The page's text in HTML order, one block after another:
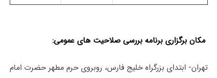
مکان برگزاری برنامه بررسی صلاحیت های عمومی:
تهران- ابتدای بزرگراه خلیج فارس، روبروی حرم مطهر حضرت امام